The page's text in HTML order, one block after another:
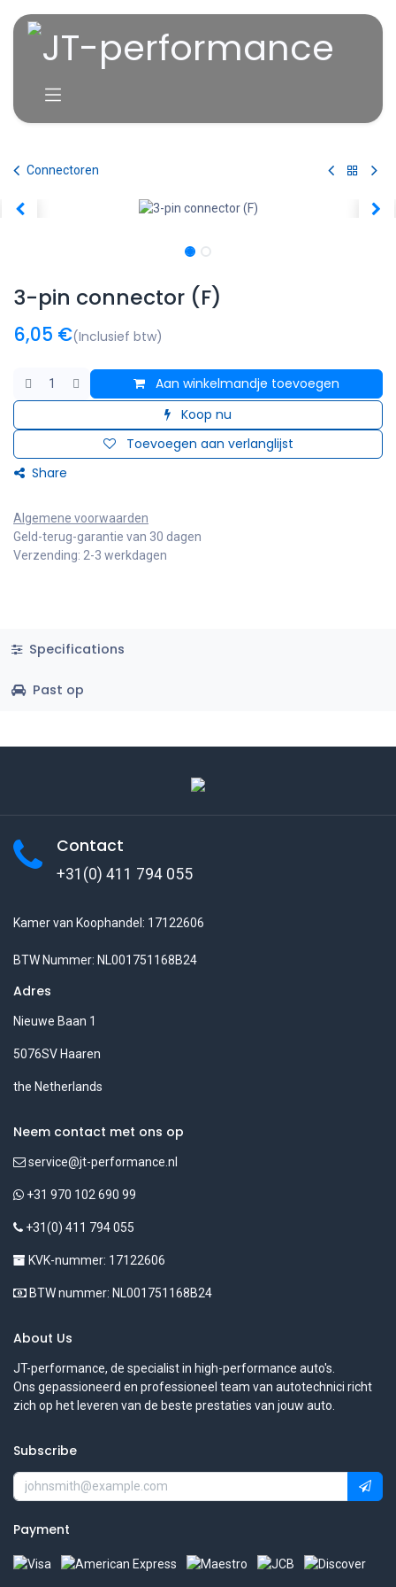
Connectoren
3-pin connector (F)
6,05 €(Inclusief btw)
Aan winkelmandje toevoegen
Koop nu
Toevoegen aan verlanglijst
Share
Algemene voorwaarden
Geld-terug-garantie van 30 dagen
Verzending: 2-3 werkdagen
Specifications
Past op
Contact
+31(0) 411 794 055
Kamer van Koophandel: 17122606
BTW Nummer: NL001751168B24
Adres
Nieuwe Baan 1
5076SV Haaren
the Netherlands
Neem contact met ons op
service@jt-performance.nl
+31 970 102 690 99
+31(0) 411 794 055
KVK-nummer: 17122606
BTW nummer: NL001751168B24
About Us
JT-performance, de specialist in high-performance auto's.
Ons gepassioneerd en professioneel team van autotechnici richt
zich op het leveren van de beste prestaties van jouw auto.
Subscribe
Payment